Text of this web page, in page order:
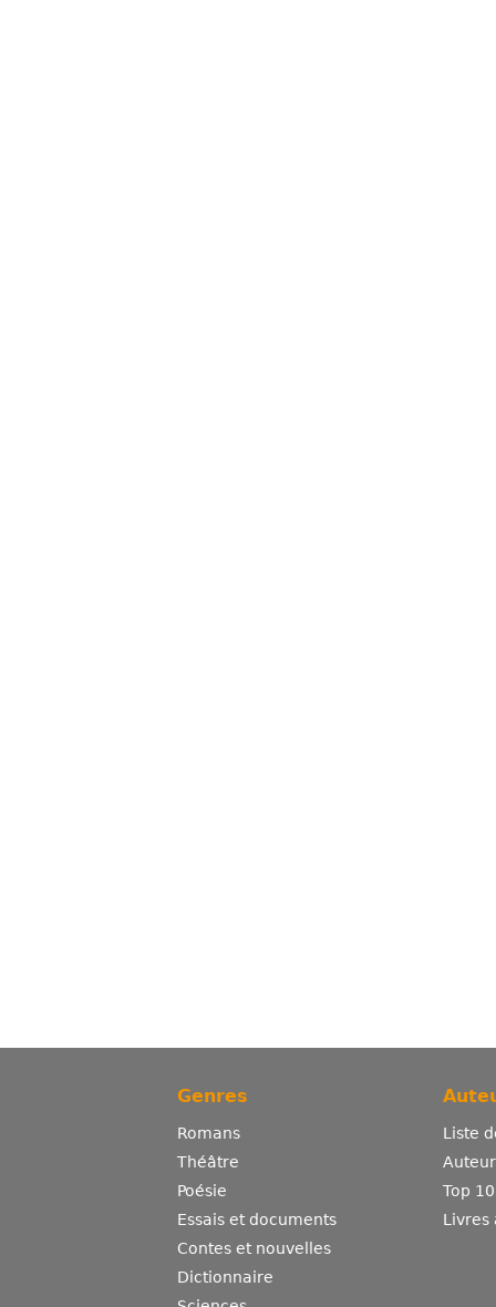
Genres
Romans
Théâtre
Poésie
Essais et documents
Contes et nouvelles
Dictionnaire
Liste
Top
Livres